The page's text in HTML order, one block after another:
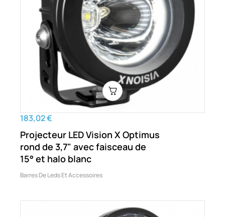
183,02 €
Projecteur LED Vision X Optimus
rond de 3,7" avec faisceau de
15° et halo blanc
Barres De Leds Et Accessoires